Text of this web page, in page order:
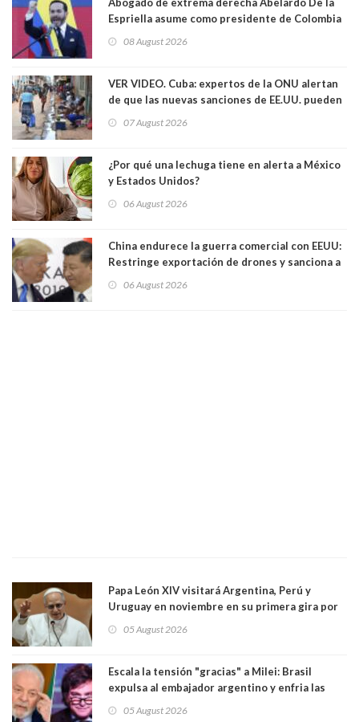
Espriella asume como presidente de Colombia
08 August 2026
VER VIDEO. Cuba: expertos de la ONU alertan
de que las nuevas sanciones de EE.UU. pueden
07 August 2026
¿Por qué una lechuga tiene en alerta a México
y Estados Unidos?
06 August 2026
China endurece la guerra comercial con EEUU:
Restringe exportación de drones y sanciona a
06 August 2026
Papa León XIV visitará Argentina, Perú y
Uruguay en noviembre en su primera gira por
05 August 2026
Escala la tensión "gracias" a Milei: Brasil
expulsa al embajador argentino y enfria las
05 August 2026